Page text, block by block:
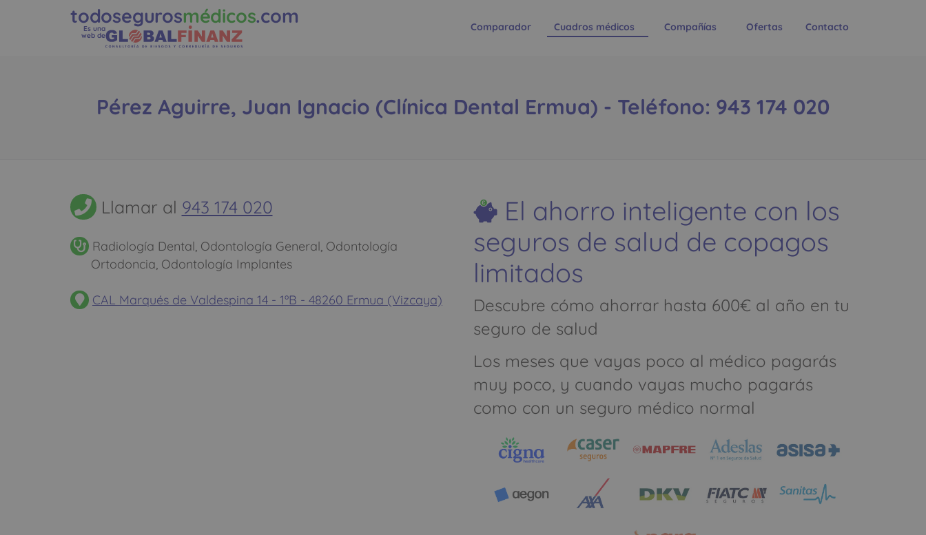
todosegurosmédicos.com
Es una
web de
Comparador Cuadros médicos Compañías Ofertas Contacto
Pérez Aguirre, Juan Ignacio (Clínica Dental Ermua) - Teléfono: 943 174 020
Llamar al 943 174 020
Radiología Dental, Odontología General, Odontología
Ortodoncia, Odontología Implantes
CAL Marqués de Valdespina 14 - 1ºB - 48260 Ermua (Vizcaya)
El ahorro inteligente con los
seguros de salud de copagos
limitados
Descubre cómo ahorrar hasta 600€ al año en tu
seguro de salud
Los meses que vayas poco al médico pagarás
muy poco, y cuando vayas mucho pagarás
como con un seguro médico normal